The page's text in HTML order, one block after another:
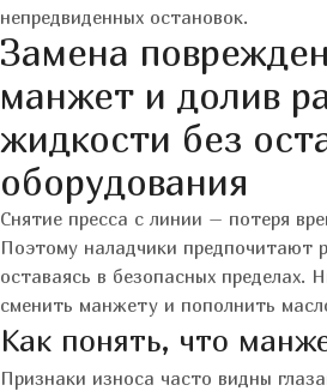
непредвиденных остановок.
Замена
манжет и долив
жидкости без
оборудования
Снятие пресса с линии – потеря
Поэтому наладчики предпочитают
оставаясь в безопасных пределах.
сменить манжету и пополнить
Как понять, что
Признаки износа часто видны